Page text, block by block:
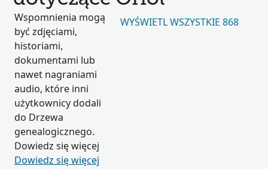
Wspomnienia mogą
być zdjęciami,
historiami,
dokumentami lub
nawet nagraniami
audio, które inni
użytkownicy dodali
do Drzewa
genealogicznego.
Dowiedz się więcej
Dowiedz się więcej
WYŚWIETL WSZYSTKIE 868